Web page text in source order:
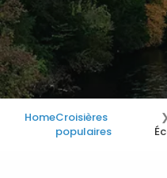
HomeCroisières
populaires